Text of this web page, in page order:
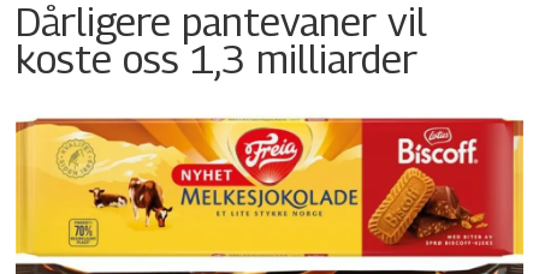
Dårligere pantevaner vil
koste oss 1,3 milliarder